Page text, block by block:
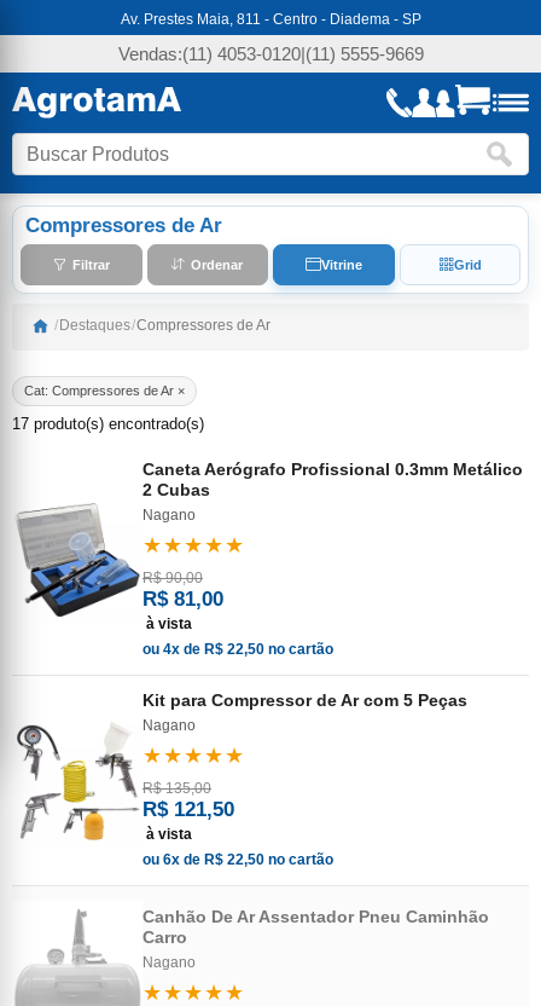
Av. Prestes Maia, 811 - Centro - Diadema - SP
Vendas:(11) 4053-0120|(11) 5555-9669
Compressores de Ar
Filtrar Ordenar Vitrine Grid
/ Destaques/Compressores de Ar
Cat: Compressores de Ar ×
17 produto(s) encontrado(s)
Caneta Aerógrafo Profissional 0.3mm Metálico
2 Cubas
Nagano
★★★★★
R$ 90,00
R$ 81,00
à vista
ou 4x de R$ 22,50 no cartão
Kit para Compressor de Ar com 5 Peças
Nagano
★★★★★
R$ 135,00
R$ 121,50
à vista
ou 6x de R$ 22,50 no cartão
Canhão De Ar Assentador Pneu Caminhão
Carro
Nagano
★★★★★